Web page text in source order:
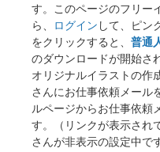
す。このページのフリー
ら、
ログイン して、ピン
をクリックすると、 普通
のダウンロードが開始さ
オリジナルイラストの作
さんにお仕事依頼メール
ルページからお仕事依頼
す。（リンクが表示され
さんが非表示の設定中で